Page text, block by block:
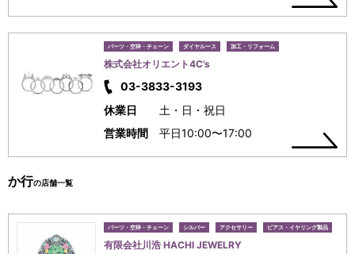
パーツ・空枠・チェーン ダイヤルース 加工・リフォーム
株式会社オリエント4C’s
03-3833-3193
休業日
土・日・祝日
営業時間
平日10:00〜17:00
か行の店舗一覧
パーツ・空枠・チェーン シルバー アクセサリー ピアス・イヤリング製品
有限会社川浩 HACHI JEWELRY